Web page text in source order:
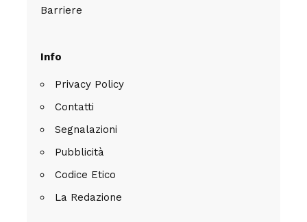
Barriere
Info
Privacy Policy
Contatti
Segnalazioni
Pubblicità
Codice Etico
La Redazione